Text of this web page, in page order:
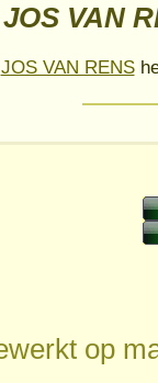
JOS VAN
JOS VAN RENS
op